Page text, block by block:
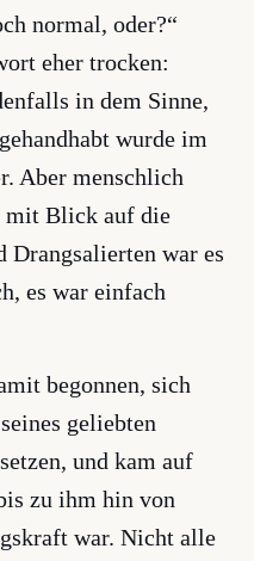
normal, oder?“
eher trocken:
in dem Sinne,
wurde im
Aber menschlich
mit Blick auf die
war es
es war einfach
begonnen, sich
geliebten
und kam auf
zu ihm hin von
war. Nicht alle